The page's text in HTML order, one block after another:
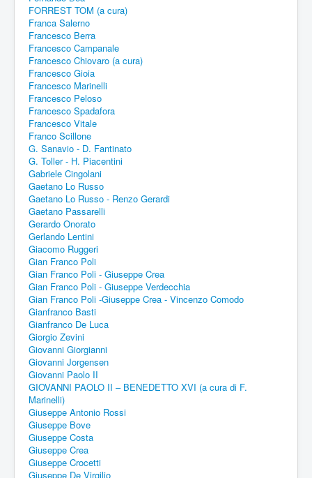
FORREST TOM (a cura)
Franca Salerno
Francesco Berra
Francesco Campanale
Francesco Chiovaro (a cura)
Francesco Gioia
Francesco Marinelli
Francesco Peloso
Francesco Spadafora
Francesco Vitale
Franco Scillone
G. Sanavio - D. Fantinato
G. Toller - H. Piacentini
Gabriele Cingolani
Gaetano Lo Russo
Gaetano Lo Russo - Renzo Gerardi
Gaetano Passarelli
Gerardo Onorato
Gerlando Lentini
Giacomo Ruggeri
Gian Franco Poli
Gian Franco Poli - Giuseppe Crea
Gian Franco Poli - Giuseppe Verdecchia
Gian Franco Poli -Giuseppe Crea - Vincenzo Comodo
Gianfranco Basti
Gianfranco De Luca
Giorgio Zevini
Giovanni Giorgianni
Giovanni Jorgensen
Giovanni Paolo II
GIOVANNI PAOLO II – BENEDETTO XVI (a cura di F.
Marinelli)
Giuseppe Antonio Rossi
Giuseppe Bove
Giuseppe Costa
Giuseppe Crea
Giuseppe Crocetti
Giuseppe De Virgilio